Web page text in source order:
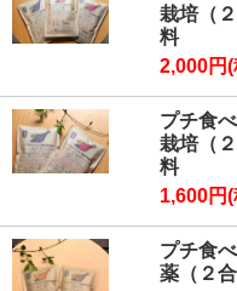
栽培（
料
2,000円
プチ食
栽培（
料
1,600円
プチ食
薬（２